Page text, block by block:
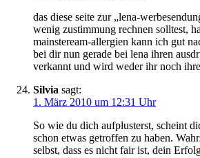
das diese seite zur „lena-
wenig zustimmung rechnen solltest,
mainsteream-allergien kann ich gut
bei dir nun gerade bei lena ihren
verkannt und wird weder ihr noch
Silvia sagt:
1. März 2010 um 12:31 Uhr
So wie du dich aufplusterst, scheint
schon etwas getroffen zu haben.
selbst, dass es nicht fair ist, dein